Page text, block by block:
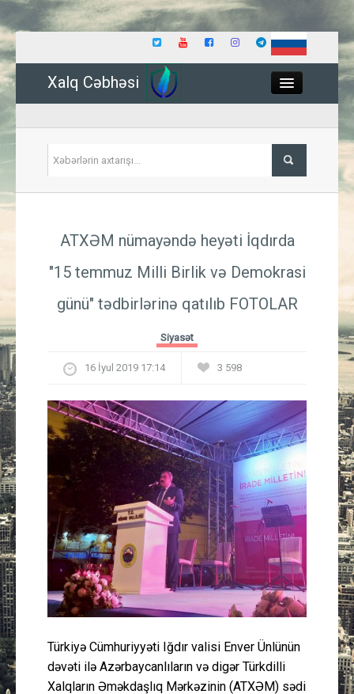
Xalq Cəbhəsi
İqtisadiyyat
Güney Azərbaycan
Mədəniyyət
Müsahibə
İdman
Layihə
Gündəm
Cəmiyyət
ATXƏM nümayəndə heyəti İqdırda
"15 temmuz Milli Birlik və Demokrasi
günü" tədbirlərinə qatılıb FOTOLAR
Siyasət
16 İyul 2019 17:14 3 598
Türkiyə Cümhuriyyəti Iğdır valisi Enver Ünlünün
dəvəti ilə Azərbaycanlıların və digər Türkdilli
Xalqların Əməkdaşlıq Mərkəzinin (ATXƏM) sədi